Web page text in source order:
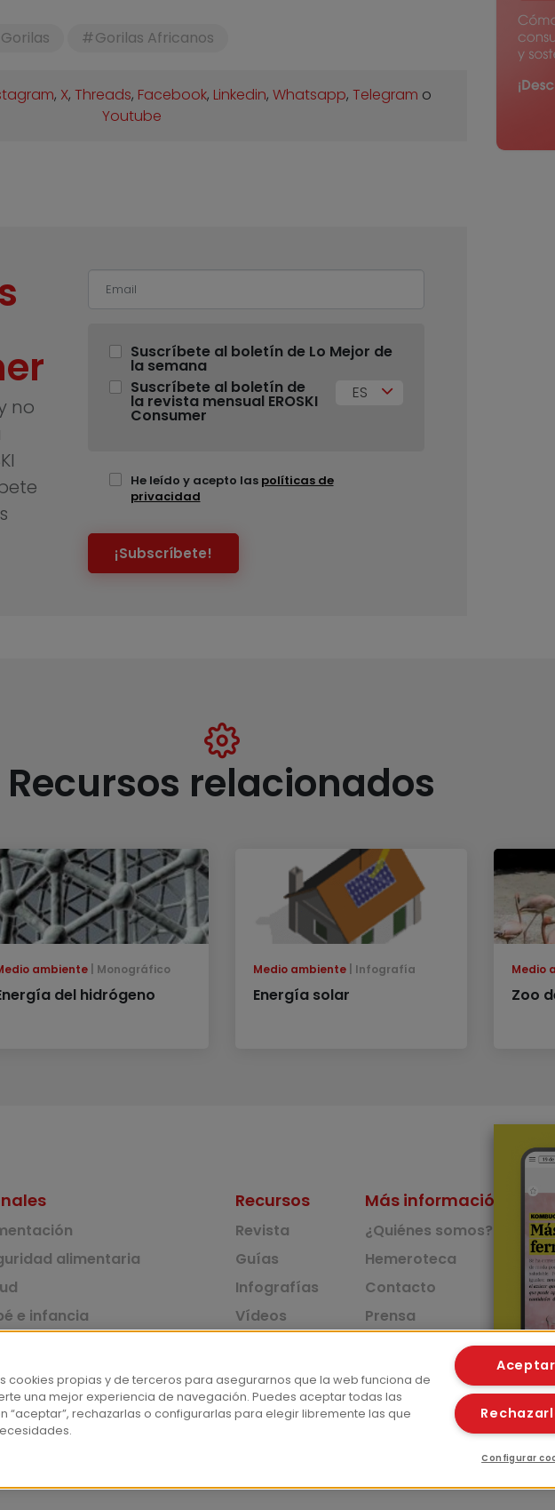
Gorilas Gorilas Africanos
, X,Threads, Facebook, Linkedin,Whatsapp,Telegram o
Youtube
no
Suscríbete al boletín de Lo Mejor de
la semana
Suscríbete al boletín de
la revista mensual EROSKI
Consumer
ES
He leído y acepto las políticas de
privacidad
¡Subscríbete!
Recursos relacionados
ambiente Monográfico
del hidrógeno
Medio ambiente Infografía
Energía solar
Medio
Zoo
alimentaria
e infancia
y consumo
Recursos
Revista
Guías
Infografías
Vídeos
Más información
¿Quiénes somos?
Hemeroteca
Contacto
Prensa
Corpus Lingüístico
cookies propias y de terceros para asegurarnos que la web funciona de
una mejor experiencia de navegación. Puedes aceptar todas las
“aceptar”, rechazarlas o configurarlas para elegir libremente las que
Aceptar
Configurar